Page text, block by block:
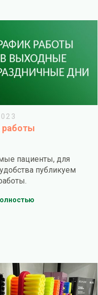
работы
пациенты, для
публикуем